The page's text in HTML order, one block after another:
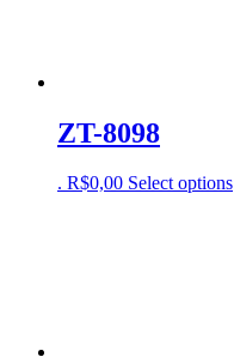
ZT-8098
. R$0,00 Select options